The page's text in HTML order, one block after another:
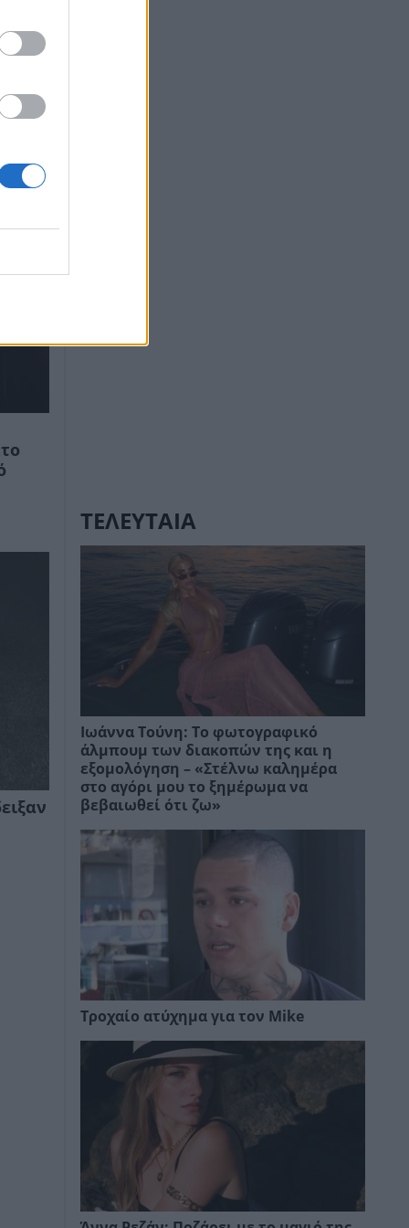
ΤΕΛΕΥΤΑΙΑ
Ιωάννα Τούνη: Το φωτογραφικό
άλμπουμ των διακοπών της και η
εξομολόγηση – «Στέλνω καλημέρα
στο αγόρι μου το ξημέρωμα να
βεβαιωθεί ότι ζω»
Τροχαίο ατύχημα για τον Mike